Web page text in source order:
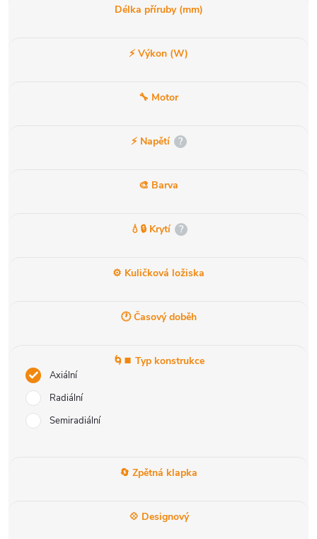
Délka příruby (mm)
⚡ Výkon (W)
🔧 Motor
⚡ Napětí ?
🎨 Barva
💧🔒 Krytí ?
⚙️ Kuličková ložiska
🕐 Časový doběh
🌀⏹️ Typ konstrukce
Axiální
Radiální
Semiradiální
🔄 Zpětná klapka
💠 Designový